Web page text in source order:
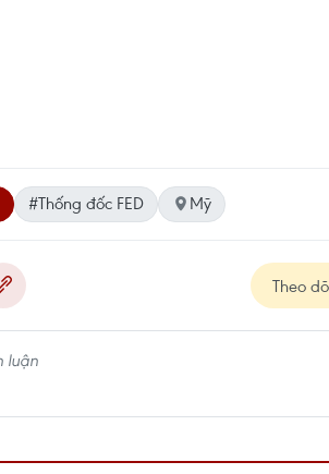
#Thống đốc FED Mỹ
Theo